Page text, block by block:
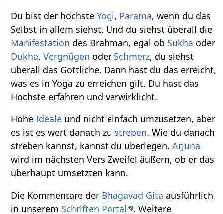
Du bist der höchsteYogi, Parama, wenn du das
Selbst in allem siehst. Und du siehst überall die
Manifestation des Brahman, egal ob Sukha oder
Dukha,Vergnügen oder Schmerz, du siehst
überall das Göttliche. Dann hast du das erreicht,
was es in Yoga zu erreichen gilt. Du hast das
Höchste erfahren und verwirklicht.
HoheIdeale und nicht einfach umzusetzen, aber
es ist es wert danach zu streben. Wie du danach
streben kannst, kannst du überlegen.Arjuna
wird im nächsten Vers Zweifel äußern, ob er das
überhaupt umsetzten kann.
Die Kommentare der Bhagavad Gita ausführlich
in unserem Schriften Portal . Weitere